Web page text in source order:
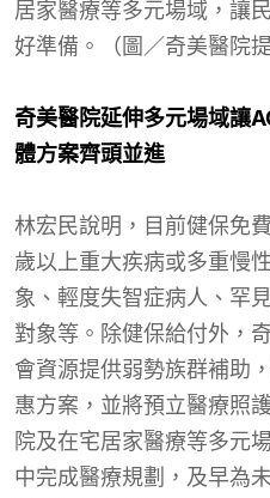
居家醫療等多元場域，讓
好準備。（圖／奇美醫院提
奇美醫院延伸多元場域讓
體方案齊頭並進
林宏民說明，目前健保免
歲以上重大疾病或多重慢
象、輕度失智症病人、罕
對象等。除健保給付外，
會資源提供弱勢族群補助
惠方案，並將預立醫療照
院及在宅居家醫療等多元
中完成醫療規劃，及早為